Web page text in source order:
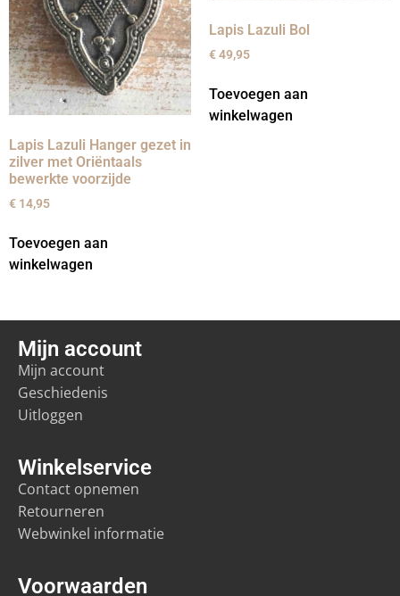
Lapis Lazuli Hanger gezet in
zilver met Oriëntaals
bewerkte voorzijde
€ 14,95
Toevoegen aan
winkelwagen
Lapis Lazuli Bol
€49,95
Toevoegen aan
winkelwagen
Voorwaarden
Winkelservice
Contact opnemen
Retourneren
Webwinkel informatie
Mijn account
Mijn account
Geschiedenis
Uitloggen